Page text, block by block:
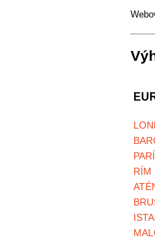
RÍM